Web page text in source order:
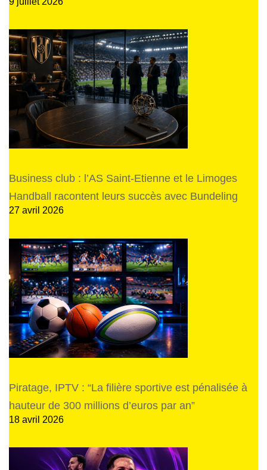
Business club : l’AS Saint-Etienne et le Limoges
Handball racontent leurs succès avec Bundeling
27 avril 2026
Piratage, IPTV : “La filière sportive est pénalisée à
hauteur de 300 millions d’euros par an”
18 avril 2026